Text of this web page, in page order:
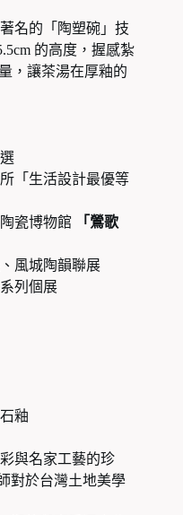
名的「陶塑碗」技
的高度，握感紮
，讓茶湯在厚釉的
「生活設計最優等
瓷博物館
「鶯歌
風城陶韻聯展
列個展
釉
與名家工藝的珍
對於台灣土地美學